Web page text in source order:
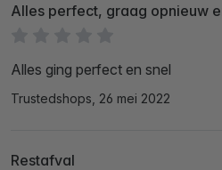
Alles perfect, graag opnieuw
Alles ging perfect en snel
Trustedshops, 26 mei 2022
Restafval